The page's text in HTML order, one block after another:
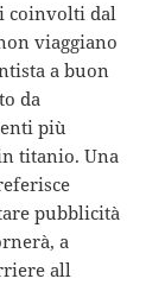
coinvolti dal
viaggiano
a buon
da
più
titanio. Una
pubblicità
a
all